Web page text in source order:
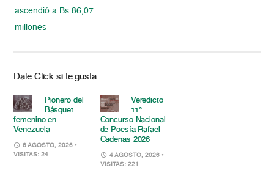
ascendió a Bs 86,07
millones
Dale Click si te gusta
Pionero del
Básquet
femenino en
Venezuela
6 AGOSTO, 2026 •
VISITAS: 24
Veredicto
11°
Concurso Nacional
de Poesía Rafael
Cadenas 2026
4 AGOSTO, 2026 •
VISITAS: 221